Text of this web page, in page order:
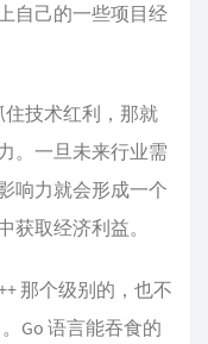
自己的一些项目经
技术红利，那就
。一旦未来行业需
响力就会形成一个
获取经济利益。
那个级别的，也不
Go 语言能吞食的